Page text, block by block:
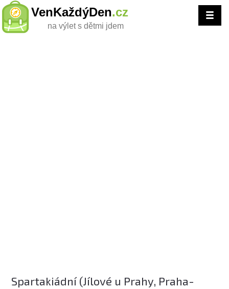
VenKaždýDen.cz
na výlet s dětmi jdem
Spartakiádní (Jílové u Prahy, Praha-